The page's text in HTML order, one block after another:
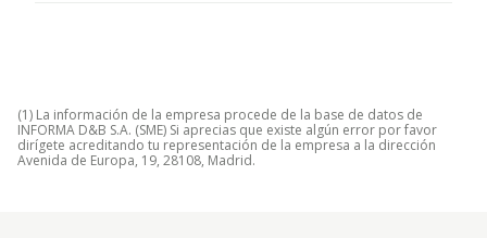
(1) La información de la empresa procede de la base de datos de
INFORMA D&B S.A. (SME) Si aprecias que existe algún error por favor
dirígete acreditando tu representación de la empresa a la dirección
Avenida de Europa, 19, 28108, Madrid.